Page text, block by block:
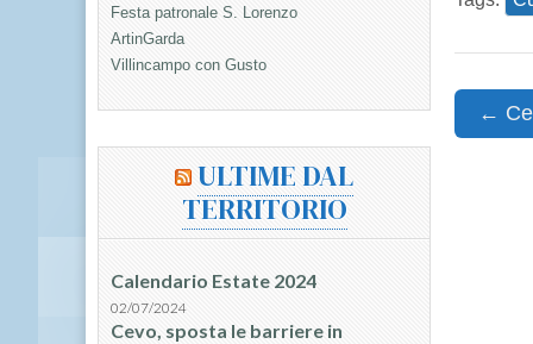
←
Festa patronale S. Lorenzo
ArtinGarda
Villincampo con Gusto
ULTIME DAL
TERRITORIO
Calendario Estate 2024
02/07/2024
Cevo, sposta le barriere in